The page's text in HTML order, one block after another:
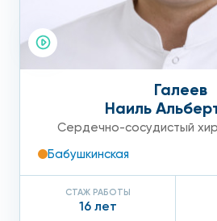
флуоресцентная
задачей исследования
закупорены сосуды) и
патологий.
Как лечить
Наш медицинский центр
Галеев
Наиль
Сердечно-сосудистый
Бабушкинская
СТАЖ РАБОТЫ
16 лет